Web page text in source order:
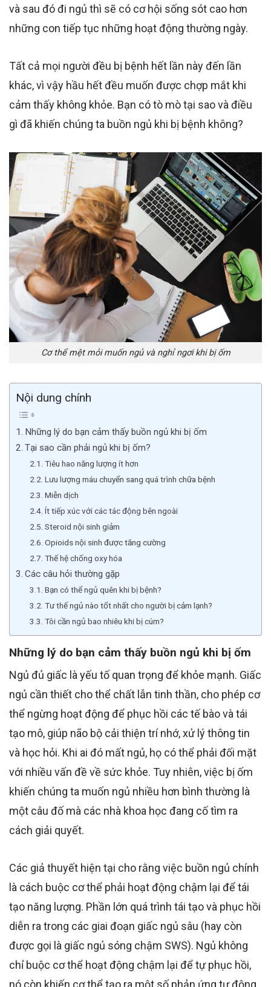
và sau đó đi ngủ thì sẽ có cơ hội sống sót cao hơn
những con tiếp tục những hoạt động thường ngày.
Tất cả mọi người đều bị bệnh hết lần này đến lần
khác, vì vậy hầu hết đều muốn được chợp mắt khi
cảm thấy không khỏe. Bạn có tò mò tại sao và điều
gì đã khiến chúng ta buồn ngủ khi bị bệnh không?
Cơ thể mệt mỏi muốn ngủ và nghỉ ngơi khi bị ốm
Nội dung chính
Những lý do bạn cảm thấy buồn ngủ khi bị ốm
Tại sao cần phải ngủ khi bị ốm?
Tiêu hao năng lượng ít hơn
Lưu lượng máu chuyển sang quá trình chữa bệnh
Miễn dịch
Ít tiếp xúc với các tác động bên ngoài
Steroid nội sinh giảm
Opioids nội sinh được tăng cường
Thế hệ chống oxy hóa
Các câu hỏi thường gặp
Bạn có thể ngủ quên khi bị bệnh?
Tư thế ngủ nào tốt nhất cho người bị cảm lạnh?
Tôi cần ngủ bao nhiêu khi bị cúm?
Những lý do bạn cảm thấy buồn ngủ khi bị ốm
Ngủ đủ giấc là yếu tố quan trọng để khỏe mạnh. Giấc
ngủ cần thiết cho thể chất lẫn tinh thần, cho phép cơ
thể ngừng hoạt động để phục hồi các tế bào và tái
tạo mô, giúp não bộ cải thiện trí nhớ, xử lý thông tin
và học hỏi. Khi ai đó mất ngủ, họ có thể phải đối mặt
với nhiều vấn đề về sức khỏe. Tuy nhiên, việc bị ốm
khiến chúng ta muốn ngủ nhiều hơn bình thường là
một câu đố mà các nhà khoa học đang cố tìm ra
cách giải quyết.
Các giả thuyết hiện tại cho rằng việc buồn ngủ chính
là cách buộc cơ thể phải hoạt động chậm lại để tái
tạo năng lượng. Phần lớn quá trình tái tạo và phục hồi
diễn ra trong các giai đoạn giấc ngủ sâu (hay còn
được gọi là giấc ngủ sóng chậm SWS). Ngủ không
chỉ buộc cơ thể hoạt động chậm lại để tự phục hồi,